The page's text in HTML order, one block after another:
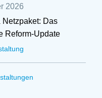
2026
Netzpaket: Das
Reform-Update